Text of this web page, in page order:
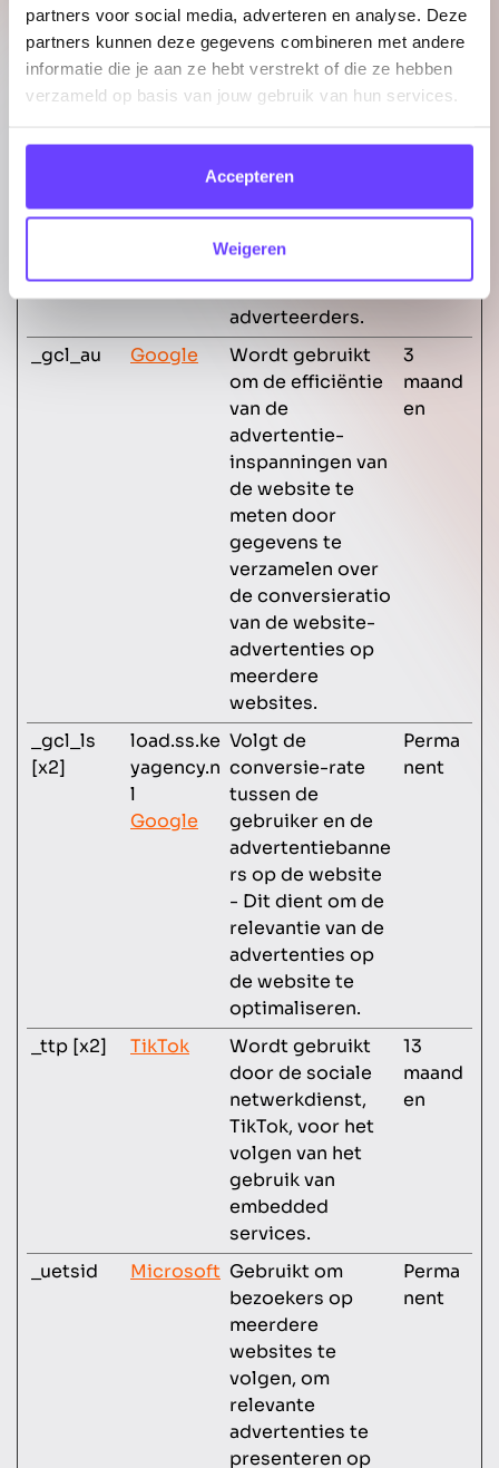
partners voor social media, adverteren en analyse. Deze
partners kunnen deze gegevens combineren met andere
informatie die je aan ze hebt verstrekt of die ze hebben
verzameld op basis van jouw gebruik van hun services.
Accepteren
Weigeren
van Instagram-
fotogalerij op de
website.
_fbp
Meta
Gebruikt door
advertentieprodu
cten te leveren,
zoals realtime
bieden van
adverteerders.
3
_gcl_au Google
Wordt gebruikt
om de efficiëntie
van de
advertentie-
inspanningen van
de website te
meten door
gegevens te
verzamelen over
de conversieratio
van de website-
advertenties op
meerdere
websites.
3
maand
en
_gcl_ls
[x2]
load.ss.ke
yagency.n
l
Google
Volgt de
conversie-rate
tussen de
gebruiker en de
advertentiebanne
rs op de website
- Dit dient om de
relevantie van de
advertenties op
de website te
optimaliseren.
Perma
nent
_ttp [x2] TikTok
Wordt gebruikt
door de sociale
netwerkdienst,
TikTok, voor het
volgen van het
gebruik van
embedded
services.
13
maand
en
_uetsid Microsoft Gebruikt om
bezoekers op
meerdere
websites te
volgen, om
relevante
advertenties te
presenteren op
Perma
nent